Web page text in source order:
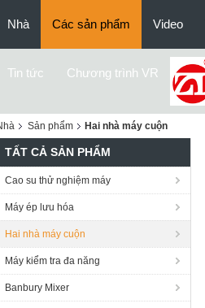
Nhà Các sản phẩm Video
Tin tức Chương trình VR
Sản phẩm Hai nhà máy cuộn
TẤT CẢ SẢN PHẨM
Cao su thử nghiệm máy
Máy ép lưu hóa
Hai nhà máy cuộn
Máy kiểm tra đa năng
Banbury Mixer